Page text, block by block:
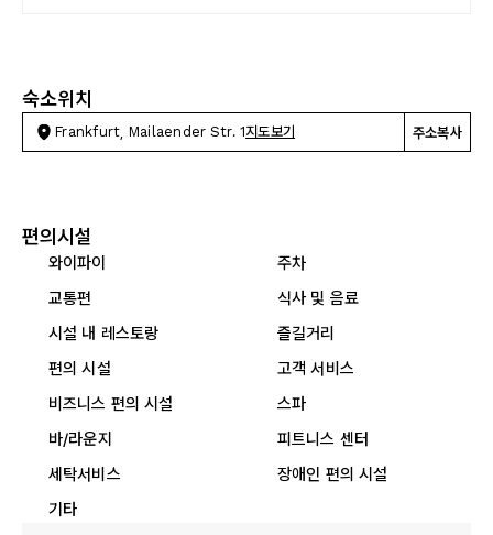
숙소위치
Frankfurt, Mailaender Str. 1지도보기 주소복사
편의시설
와이파이
주차
교통편
식사 및 음료
시설 내 레스토랑
즐길거리
편의 시설
고객 서비스
비즈니스 편의 시설
스파
바/라운지
피트니스 센터
세탁서비스
장애인 편의 시설
기타